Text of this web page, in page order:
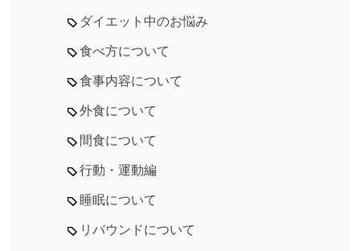
ダイエット中のお悩み
食べ方について
食事内容について
外食について
間食について
行動・運動編
睡眠について
リバウンドについて